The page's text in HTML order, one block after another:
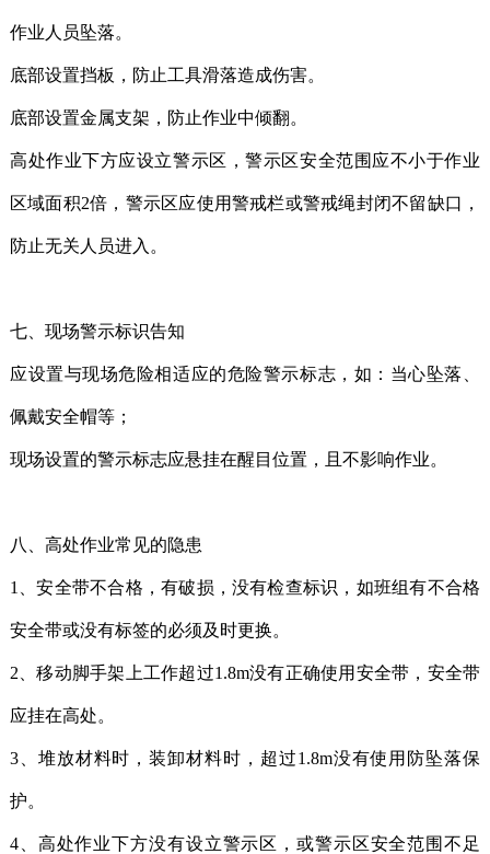
作业人员坠落。
底部设置挡板，防止工具滑落造成伤害。
底部设置金属支架，防止作业中倾翻。
高处作业下方应设立警示区，警示区安全范围应不小于作业
区域面积2倍，警示区应使用警戒栏或警戒绳封闭不留缺口，
防止无关人员进入。
七、现场警示标识告知
应设置与现场危险相适应的危险警示标志，如：当心坠落、
佩戴安全帽等；
现场设置的警示标志应悬挂在醒目位置，且不影响作业。
八、高处作业常见的隐患
1、安全带不合格，有破损，没有检查标识，如班组有不合格
安全带或没有标签的必须及时更换。
2、移动脚手架上工作超过1.8m没有正确使用安全带，安全带
应挂在高处。
3、堆放材料时，装卸材料时，超过1.8m没有使用防坠落保
护。
4、高处作业下方没有设立警示区，或警示区安全范围不足